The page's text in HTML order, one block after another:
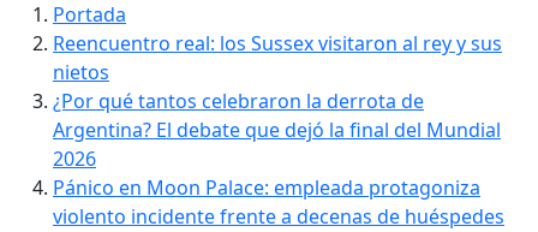
Portada
Reencuentro real: los Sussex visitaron al rey y sus
nietos
¿Por qué tantos celebraron la derrota de
Argentina? El debate que dejó la final del Mundial
2026
Pánico en Moon Palace: empleada protagoniza
violento incidente frente a decenas de huéspedes